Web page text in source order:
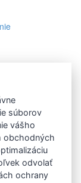
súborov
vášho
obchodných
odvolať
ochrany